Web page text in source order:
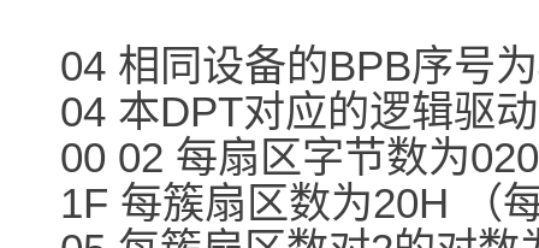
04 相同设备的BPB序号
04 本DPT对应的逻辑驱
00 02 每扇区字节数为
1F 每簇扇区数为20H （